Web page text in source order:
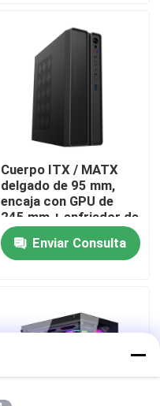
de ordenador
Cuerpo ITX / MATX
delgado de 95 mm,
encaja con GPU de
245 mm + enfriador de
78 mm, soporte de 4
ventiladores
Enviar Consulta